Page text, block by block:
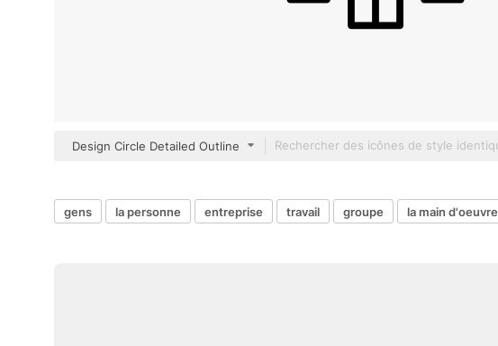
Design Circle Detailed Outline
gens la personne entreprise travail groupe la main d'oeuvre